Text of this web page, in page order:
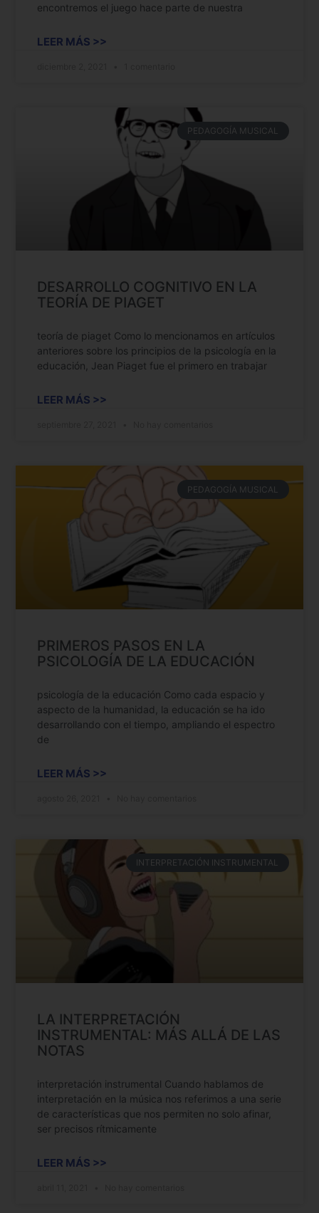
encontremos el juego hace parte de nuestra
LEER MÁS >>
PEDAGOGÍA MUSICAL
DESARROLLO COGNITIVO EN LA
TEORÍA DE PIAGET
teoría de piaget Como lo mencionamos en artículos
anteriores sobre los principios de la psicología en la
educación, Jean Piaget fue el primero en trabajar
LEER MÁS >>
PEDAGOGÍA MUSICAL
PRIMEROS PASOS EN LA
PSICOLOGÍA DE LA EDUCACIÓN
psicología de la educación Como cada espacio y
aspecto de la humanidad, la educación se ha ido
desarrollando con el tiempo, ampliando el espectro
de
LEER MÁS >>
INTERPRETACIÓN INSTRUMENTAL
LA INTERPRETACIÓN
INSTRUMENTAL: MÁS ALLÁ DE LAS
NOTAS
interpretación instrumental Cuando hablamos de
interpretación en la música nos referimos a una serie
de características que nos permiten no solo afinar,
ser precisos rítmicamente
LEER MÁS >>